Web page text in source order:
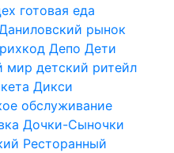
готовая еда
рынок
Депо Дети
мир детский ритейл
Дикси
обслуживание
Дочки-Сыночки
Ресторанный